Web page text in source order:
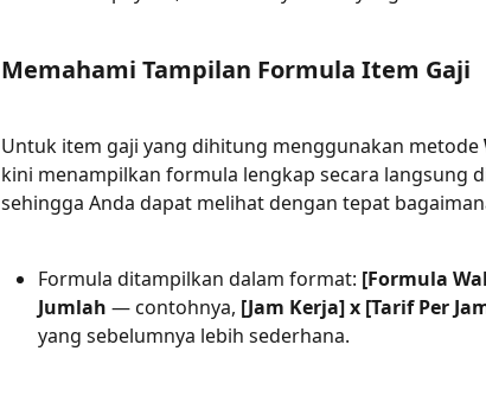
Memahami Tampilan Formula Item Gaji
Untuk item gaji yang dihitung menggunakan metode
kini menampilkan formula lengkap secara langsung
sehingga Anda dapat melihat dengan tepat
Formula ditampilkan dalam format: [Formula
Jumlah — contohnya, [Jam Kerja] x [Tarif Per
yang sebelumnya lebih sederhana.